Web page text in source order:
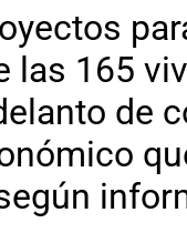
las 165
de